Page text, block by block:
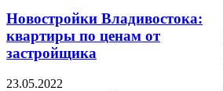
Новостройки Владивостока:
квартиры по ценам от
застройщика
23.05.2022